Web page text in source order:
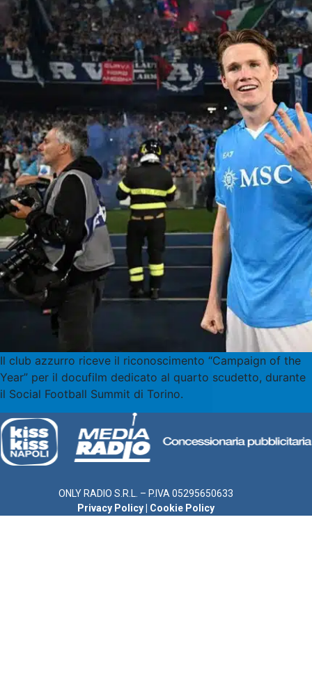
Il club azzurro riceve il riconoscimento “Campaign of the
Year” per il docufilm dedicato al quarto scudetto, durante
il Social Football Summit di Torino.
ONLY RADIO S.R.L. – P.IVA 05295650633
Privacy Policy
Cookie Policy